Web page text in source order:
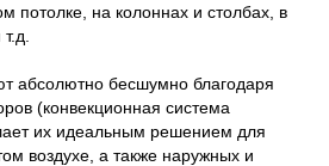
потолке, на колоннах и столбах, в
абсолютно бесшумно благодаря
(конвекционная система
их идеальным решением для
воздухе, а также наружных и